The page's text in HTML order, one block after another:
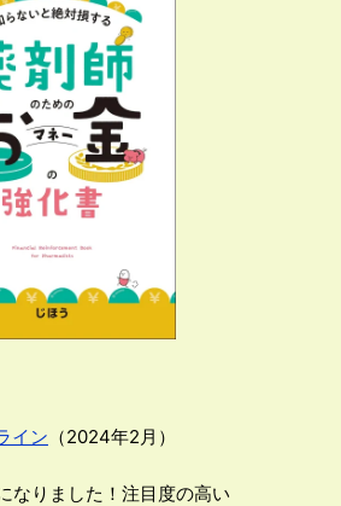
イン （2024年2月）
なりました！注目度の高い